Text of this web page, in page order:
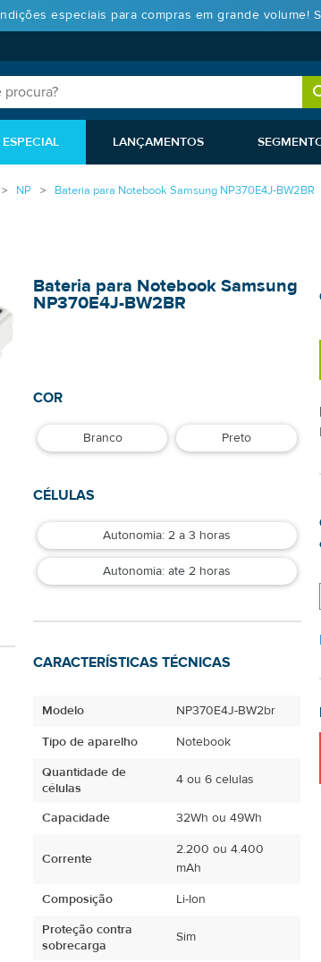
especiais para compras em grande volume!
LANÇAMENTOS
NP Bateria para Notebook Samsung NP370E4J-BW2BR
Bateria para Notebook Samsung
NP370E4J-BW2BR
COR
Branco Preto
CÉLULAS
Autonomia: 2 a 3 horas
Autonomia: ate 2 horas
CARACTERÍSTICAS TÉCNICAS
Modelo
NP370E4J-BW2br
Tipo de aparelho
Notebook
Quantidade de
células
4 ou 6 celulas
Capacidade 32Wh ou 49Wh
Corrente
2.200 ou 4.400
mAh
Composição
Li-Ion
Proteção contra
sobrecarga
Sim